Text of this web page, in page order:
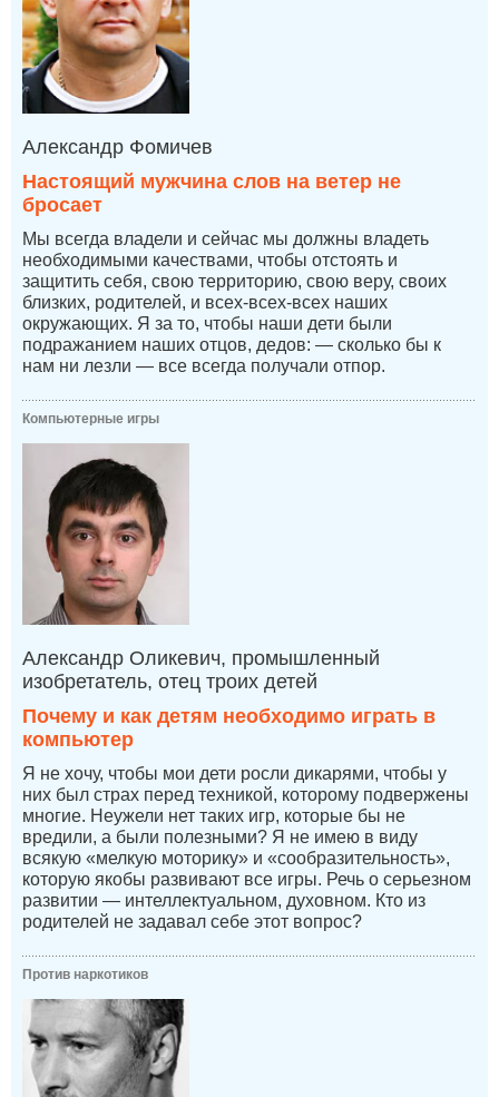
Александр Фомичев
Настоящий мужчина слов на ветер не
бросает
Мы всегда владели и сейчас мы должны владеть
необходимыми качествами, чтобы отстоять и
защитить себя, свою территорию, свою веру, своих
близких, родителей, и всех-всех-всех наших
окружающих. Я за то, чтобы наши дети были
подражанием наших отцов, дедов: — сколько бы к
нам ни лезли — все всегда получали отпор.
Компьютерные игры
Александр Оликевич, промышленный
изобретатель, отец троих детей
Почему и как детям необходимо играть в
компьютер
Я не хочу, чтобы мои дети росли дикарями, чтобы у
них был страх перед техникой, которому подвержены
многие. Неужели нет таких игр, которые бы не
вредили, а были полезными? Я не имею в виду
всякую «мелкую моторику» и «сообразительность»,
которую якобы развивают все игры. Речь о серьезном
развитии — интеллектуальном, духовном. Кто из
родителей не задавал себе этот вопрос?
Против наркотиков